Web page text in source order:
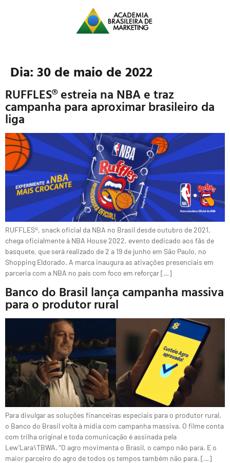
Dia: 30 de maio de 2022
RUFFLES® estreia na NBA e traz
campanha para aproximar brasileiro da
liga
RUFFLES®, snack oficial da NBA no Brasil desde outubro de 2021,
chega oficialmente à NBA House 2022, evento dedicado aos fãs de
basquete, que será realizado de 2 a 19 de junho em São Paulo, no
Shopping Eldorado. A marca inaugura as ativações presenciais em
parceria com a NBA no país com foco em reforçar […]
Banco do Brasil lança campanha massiva
para o produtor rural
Para divulgar as soluções financeiras especiais para o produtor rural,
o Banco do Brasil volta à mídia com campanha massiva. O filme conta
com trilha original e toda comunicação é assinada pela
Lew’Lara\TBWA. “O agro movimenta o Brasil, o campo não para. E o
maior parceiro do agro de todos os tempos também não para. […]